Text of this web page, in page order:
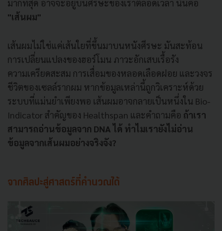
มากที่สุด อาจจะอยู่บนศีรษะของเราตลอดเวลา นั่นคือ
"เส้นผม"
เส้นผมไม่ใช่แค่เส้นใยที่ขึ้นมาบนหนังศีรษะ มันสะท้อน
การเปลี่ยนแปลงของฮอร์โมน ภาวะอักเสบเรื้อรัง
ความเครียดสะสม การเสื่อมของหลอดเลือดฝอย และวงจร
ชีวิตของเซลล์รากผม หากข้อมูลเหล่านี้ถูกวิเคราะห์ด้วย
ระบบที่แม่นยำเพียงพอ เส้นผมอาจกลายเป็นหนึ่งใน Bio-
Indicator สำคัญของ Healthspan และคำถามคือ ถ้าเรา
สามารถอ่านข้อมูลจาก DNA ได้ ทำไมเรายังไม่อ่าน
ข้อมูลจากเส้นผมอย่างจริงจัง?
จากศิลปะสู่ศาสตร์ที่คำนวณได้